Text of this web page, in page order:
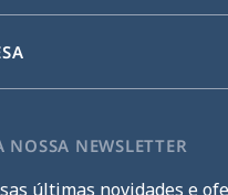
NOSSA NEWSLETTER
últimas novidades e